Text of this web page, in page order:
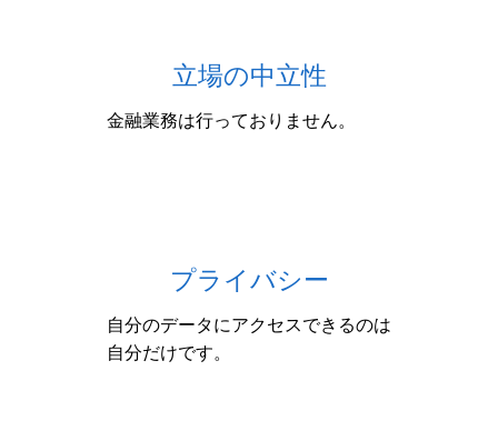
立場の中立性
金融業務は行っておりません。
プライバシー
自分のデータにアクセスできるのは
自分だけです。